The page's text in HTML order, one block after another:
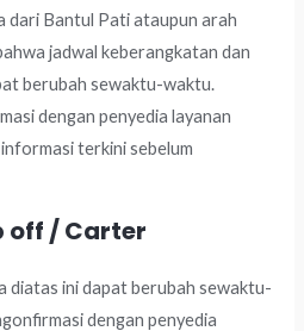
dari Bantul Pati ataupun arah
jadwal keberangkatan dan
berubah sewaktu-waktu.
dengan penyedia layanan
terkini sebelum
off / Carter
diatas ini dapat berubah sewaktu-
dengan penyedia